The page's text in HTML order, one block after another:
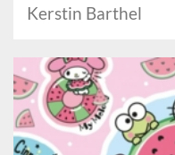
Kerstin Barthel